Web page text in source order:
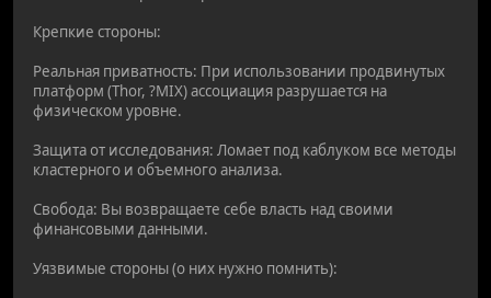
Крепкие стороны:
Реальная приватность: При использовании продвинутых
платформ (Thor, ?MIX) ассоциация разрушается на
физическом уровне.
Защита от исследования: Ломает под каблуком все методы
кластерного и объемного анализа.
Свобода: Вы возвращаете себе власть над своими
финансовыми данными.
Уязвимые стороны (о них нужно помнить):